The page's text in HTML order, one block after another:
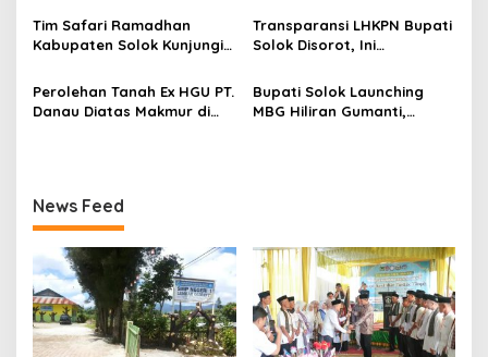
Talang
Tim Safari Ramadhan
Kabupaten Solok Kunjungi
Batu Cupak
Transparansi LHKPN Bupati
Solok Disorot, Ini
Perolehan Tanah Ex HGU PT.
Danau Diatas Makmur di
Bupati Solok Launching
MBG Hiliran Gumanti,
News Feed